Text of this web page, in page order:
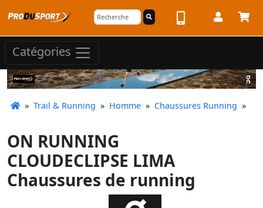
Catégories
» Trail & Running » Homme » Chaussures Running »
ON RUNNING
CLOUDECLIPSE LIMA
Chaussures de running